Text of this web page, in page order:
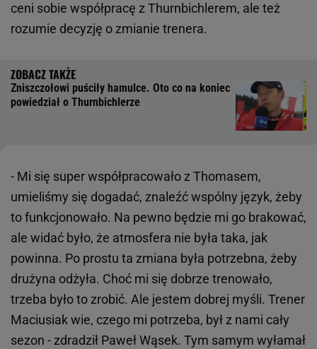
ceni sobie współpracę z Thurnbichlerem, ale też
rozumie decyzję o zmianie trenera.
Zniszczołowi puściły hamulce. Oto co na koniec
powiedział o Thurnbichlerze
- Mi się super współpracowało z Thomasem,
umieliśmy się dogadać, znaleźć wspólny język, żeby
to funkcjonowało. Na pewno będzie mi go brakować,
ale widać było, że atmosfera nie była taka, jak
powinna. Po prostu ta zmiana była potrzebna, żeby
drużyna odżyła. Choć mi się dobrze trenowało,
trzeba było to zrobić. Ale jestem dobrej myśli. Trener
Maciusiak wie, czego mi potrzeba, był z nami cały
sezon - zdradził Paweł Wąsek. Tym samym wyłamał